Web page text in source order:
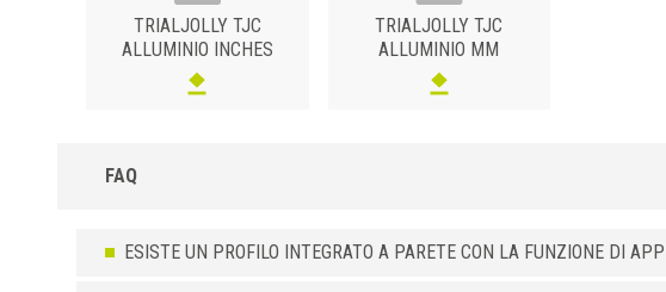
TRIALJOLLY TJC
ALLUMINIO INCHES
TRIALJOLLY TJC
ALLUMINIO MM
FAQ
ESISTE UN PROFILO INTEGRATO A PARETE CON LA FUNZIONE DI